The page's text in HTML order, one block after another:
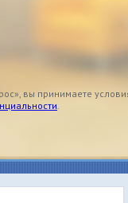
вы принимаете
.